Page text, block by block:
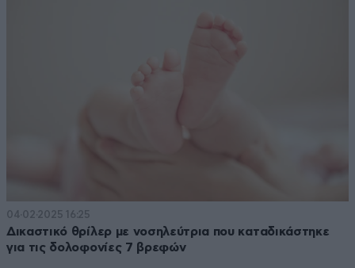
04·02·2025 16:25
Δικαστικό θρίλερ με νοσηλεύτρια που καταδικάστηκε
για τις δολοφονίες 7 βρεφών